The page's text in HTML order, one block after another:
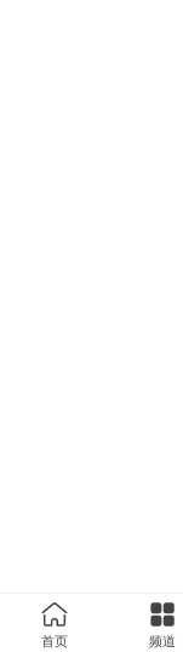
首页 频道